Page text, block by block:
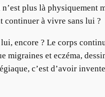
plus là physiquement
continuer à vivre sans lui ?
encore ? Le corps
migraines et eczéma,
c’est d’avoir